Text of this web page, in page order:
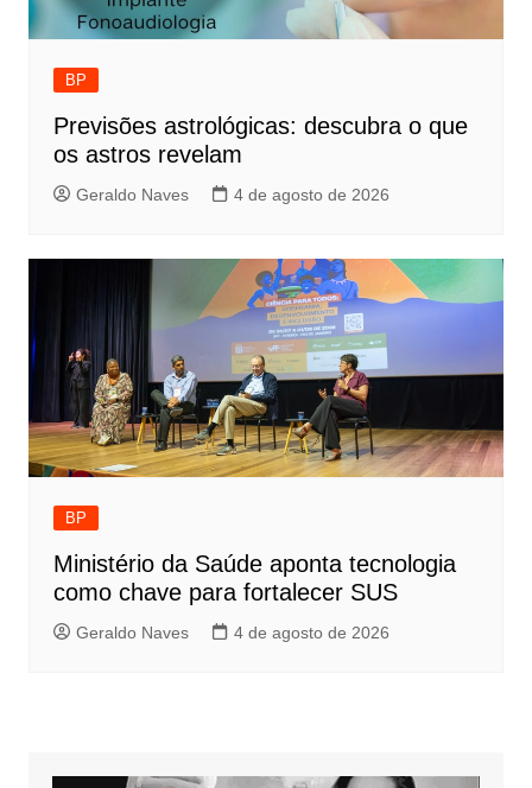
BP
Previsões astrológicas: descubra o que
os astros revelam
Geraldo Naves 4 de agosto de 2026
BP
Ministério da Saúde aponta tecnologia
como chave para fortalecer SUS
Geraldo Naves 4 de agosto de 2026